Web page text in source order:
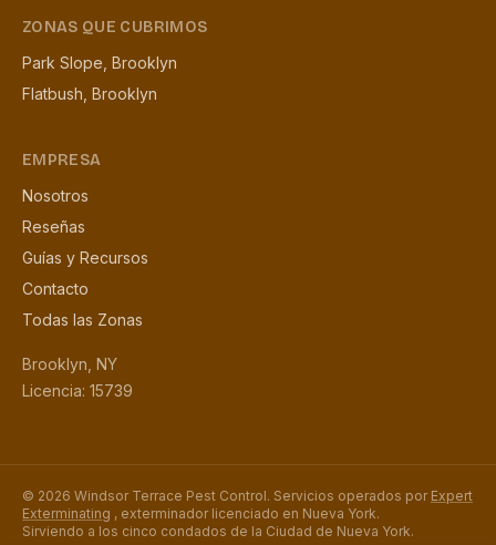
ZONAS QUE CUBRIMOS
Park Slope, Brooklyn
Flatbush, Brooklyn
EMPRESA
Nosotros
Reseñas
Guías y Recursos
Contacto
Todas las Zonas
Brooklyn, NY
Licencia: 15739
© 2026 Windsor Terrace Pest Control. Servicios operados por Expert
Exterminating , exterminador licenciado en Nueva York.
Sirviendo a los cinco condados de la Ciudad de Nueva York.